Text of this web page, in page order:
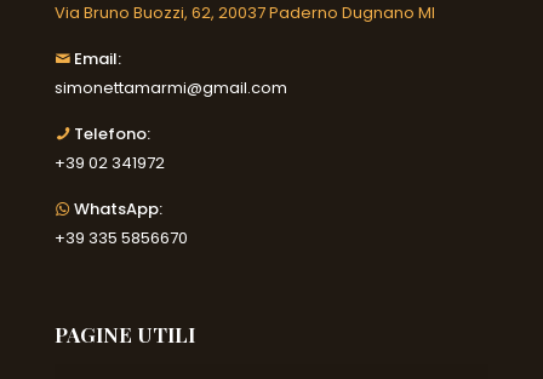
Via Bruno Buozzi, 62, 20037 Paderno Dugnano MI
Email:
simonettamarmi@gmail.com
Telefono:
+39 02 341972
WhatsApp:
+39 335 5856670
PAGINE UTILI